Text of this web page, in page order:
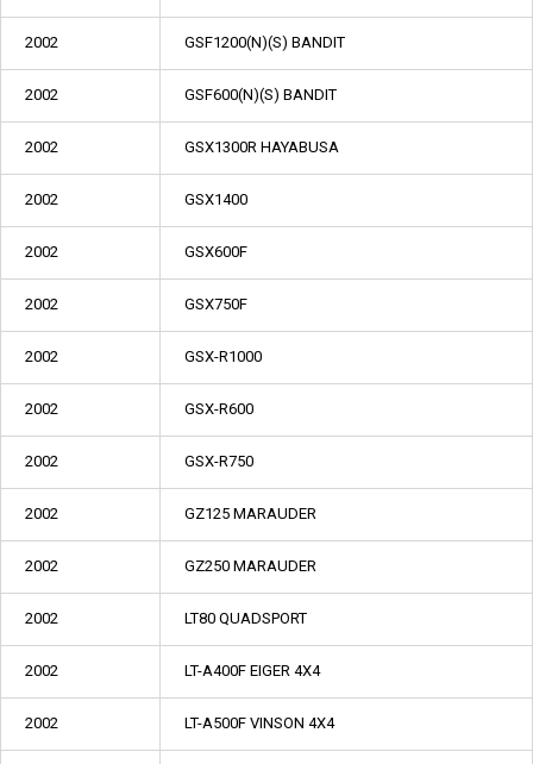
2002 GSF1200(N)(S) BANDIT
2002 GSF600(N)(S) BANDIT
2002 GSX1300R HAYABUSA
2002 GSX1400
2002 GSX600F
2002 GSX750F
2002 GSX-R1000
2002 GSX-R600
2002 GSX-R750
2002 GZ125 MARAUDER
2002 GZ250 MARAUDER
2002 LT80 QUADSPORT
2002 LT-A400F EIGER 4X4
2002 LT-A500F VINSON 4X4